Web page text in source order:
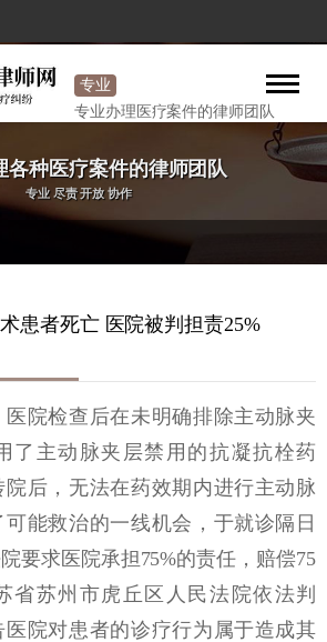
专业
医疗
专业办理医疗案件的律师团队
各种医疗案件的律师团队
专业 尽责 开放 协作
患者死亡 医院被判担责25%
院检查后在未明确排除主动脉夹
了主动脉夹层禁用的抗凝抗栓药
后，无法在药效期内进行主动脉
能救治的一线机会，于就诊隔日
要求医院承担75%的责任，赔偿75
省苏州市虎丘区人民法院依法判
院对患者的诊疗行为属于造成其